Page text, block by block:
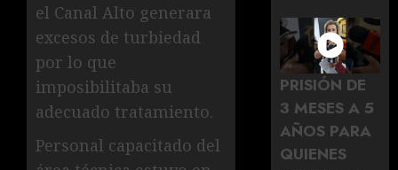
el Canal Alto generara
excesos de turbiedad
por lo que
imposibilitaba su
adecuado tratamiento.
Personal capacitado del
PRISIÓN DE
3 MESES A 5
AÑOS PARA
QUIENES